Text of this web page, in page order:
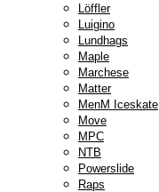
Löffler
Luigino
Lundhags
Maple
Marchese
Matter
MenM Iceskate
Move
MPC
NTB
Powerslide
Raps